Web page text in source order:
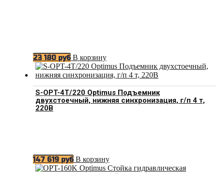
23 180 руб В корзину
S-OPT-4T/220 Optimus Подъемник
двухстоечный, нижняя синхронизация, г/п 4 т,
220В
147 619 руб В корзину